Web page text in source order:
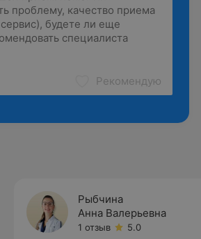
Рекомендую
Рыбчина
Анна Валерьевна
1 отзыв
5.0